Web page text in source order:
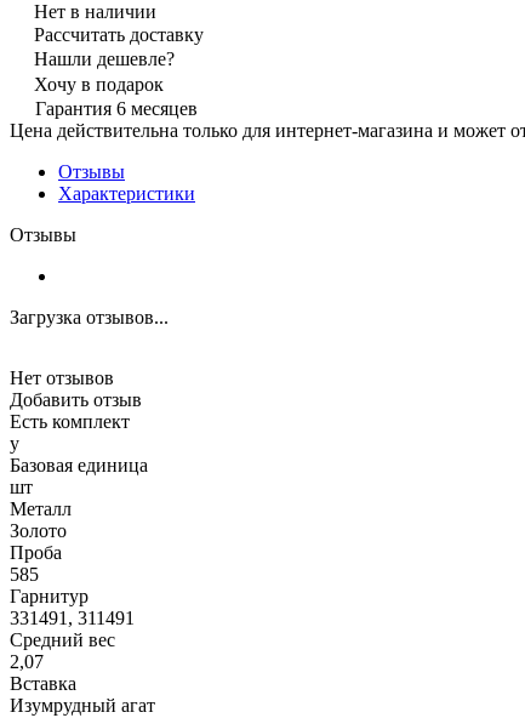
Нет в наличии
Рассчитать доставку
Нашли дешевле?
Хочу в подарок
Гарантия 6 месяцев
Цена действительна только для интернет-магазина и может
Отзывы
Характеристики
Отзывы
Загрузка отзывов...
Нет отзывов
Добавить отзыв
Есть комплект
y
Базовая единица
шт
Металл
Золото
Проба
585
Гарнитур
331491, 311491
Средний вес
2,07
Вставка
Изумрудный агат